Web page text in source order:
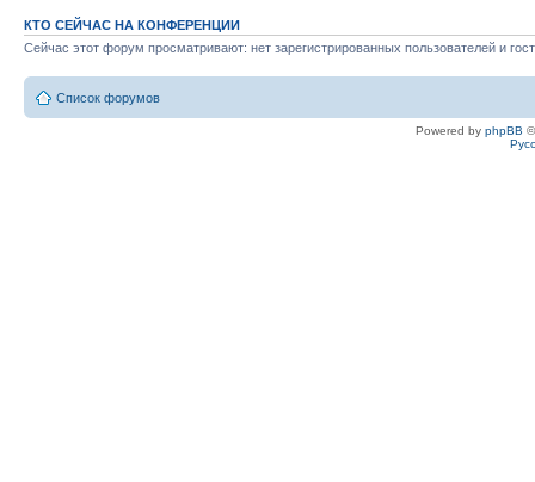
КТО СЕЙЧАС НА КОНФЕРЕНЦИИ
Сейчас этот форум просматривают: нет зарегистрированных пользователей и
Список форумов
Powered by phpBB